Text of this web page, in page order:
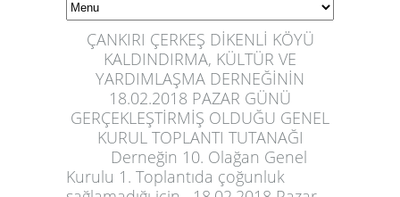
ÇANKIRI ÇERKEŞ DİKENLİ KÖYÜ
KALDINDIRMA, KÜLTÜR VE
YARDIMLAŞMA DERNEĞİNİN
18.02.2018 PAZAR GÜNÜ
GERÇEKLEŞTİRMİŞ OLDUĞU GENEL
KURUL TOPLANTI TUTANAĞI
Derneğin 10. Olağan Genel
Kurulu 1. Toplantıda çoğunluk